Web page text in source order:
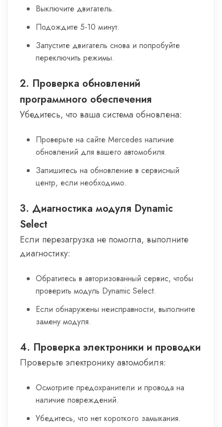
Выключите двигатель.
Подождите 5-10 минут.
Запустите двигатель снова и попробуйте
переключить режимы.
2. Проверка обновлений
программного обеспечения
Убедитесь, что ваша система обновлена:
Проверьте на сайте Mercedes наличие
обновлений для вашего автомобиля.
Запишитесь на обновление в сервисный
центр, если необходимо.
3. Диагностика модуля Dynamic
Select
Если перезагрузка не помогла, выполните
диагностику:
Обратитесь в авторизованный сервис, чтобы
проверить модуль Dynamic Select.
Если обнаружены неисправности, выполните
замену модуля.
4. Проверка электроники и проводки
Проверьте электронику автомобиля:
Осмотрите предохранители и провода на
наличие повреждений.
Убедитесь, что нет короткого замыкания.